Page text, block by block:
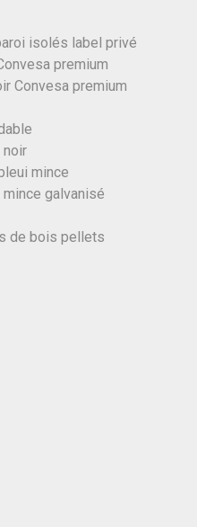
isolés label privé
premium
Convesa premium
mince
galvanisé
de bois pellets